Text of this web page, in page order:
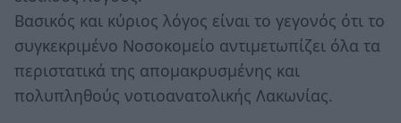
Βασικός και κύριος λόγος είναι το γεγονός ότι το
συγκεκριμένο Νοσοκομείο αντιμετωπίζει όλα τα
περιστατικά της απομακρυσμένης και
πολυπληθούς νοτιοανατολικής Λακωνίας.